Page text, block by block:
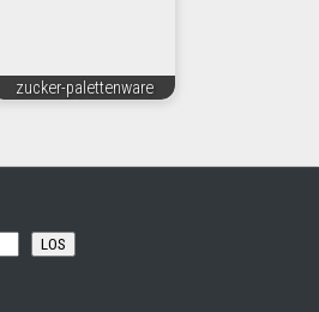
zucker-palettenware
LOS